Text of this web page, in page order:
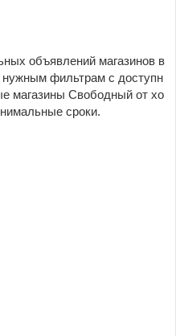
объявлений магазинов в
фильтрам c доступн
магазины Свободный от хо
сроки.